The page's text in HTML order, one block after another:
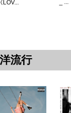
《LOV...
_ ...
流行